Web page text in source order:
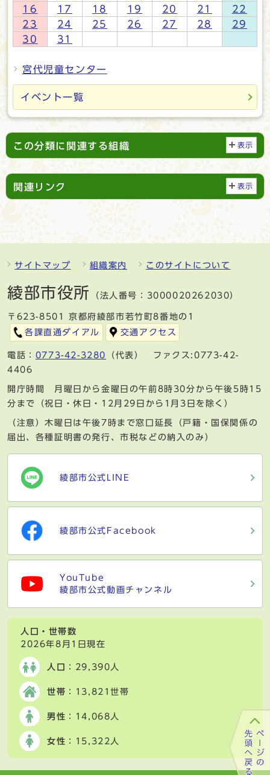
16
17 18 19 20 21
22
23
24 25 26 27 28
29
30
31
子育てネット綾部イベント
宮代児童センター
イベント一覧
この分類に関連する組織 表示
関連リンク 表示
サイトマップ 組織案内 このサイトについて
綾部市役所 （法人番号：3000020262030）
〒623-8501 京都府綾部市若竹町8番地の1
各課直通ダイアル
交通アクセス
電話： 0773-42-3280
（代表） ファクス:0773-42-
4406
開庁時間 月曜日から金曜日の午前8時30分から午後5時15
分まで（祝日・休日・12月29日から1月3日を除く）
（注意）木曜日は午後7時まで窓口延長（戸籍・国保関係の
届出、各種証明書の発行、市税などの納入のみ）
綾部市公式LINE
綾部市公式Facebook
YouTube
綾部市公式動画チャンネル
人口・世帯数
2026年8月1日現在
人口 ：29,390人
世帯 ：13,821世帯
男性 ：14,068人
女性 ：15,322人